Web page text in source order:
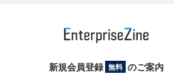
新規会員登録 無料 のご案内